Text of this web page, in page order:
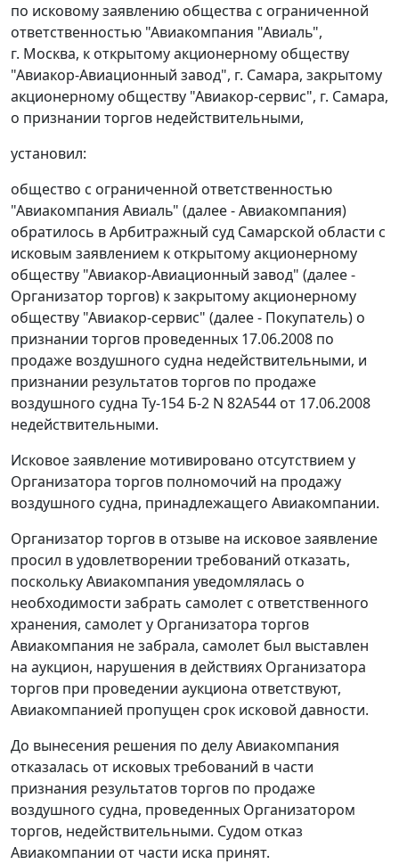
по исковому заявлению общества с ограниченной
ответственностью "Авиакомпания "Авиаль",
г. Москва, к открытому акционерному обществу
"Авиакор-Авиационный завод", г. Самара, закрытому
акционерному обществу "Авиакор-сервис", г. Самара,
о признании торгов недействительными,
установил:
общество с ограниченной ответственностью
"Авиакомпания Авиаль" (далее - Авиакомпания)
обратилось в Арбитражный суд Самарской области с
исковым заявлением к открытому акционерному
обществу "Авиакор-Авиационный завод" (далее -
Организатор торгов) к закрытому акционерному
обществу "Авиакор-сервис" (далее - Покупатель) о
признании торгов проведенных 17.06.2008 по
продаже воздушного судна недействительными, и
признании результатов торгов по продаже
воздушного судна Ту-154 Б-2 N 82А544 от 17.06.2008
недействительными.
Исковое заявление мотивировано отсутствием у
Организатора торгов полномочий на продажу
воздушного судна, принадлежащего Авиакомпании.
Организатор торгов в отзыве на исковое заявление
просил в удовлетворении требований отказать,
поскольку Авиакомпания уведомлялась о
необходимости забрать самолет с ответственного
хранения, самолет у Организатора торгов
Авиакомпания не забрала, самолет был выставлен
на аукцион, нарушения в действиях Организатора
торгов при проведении аукциона ответствуют,
Авиакомпанией пропущен срок исковой давности.
До вынесения решения по делу Авиакомпания
отказалась от исковых требований в части
признания результатов торгов по продаже
воздушного судна, проведенных Организатором
торгов, недействительными. Судом отказ
Авиакомпании от части иска принят.